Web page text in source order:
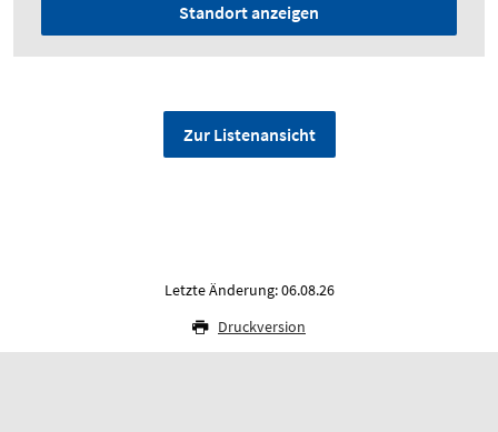
Standort anzeigen
Zur Listenansicht
Letzte Änderung: 06.08.26
Druckversion